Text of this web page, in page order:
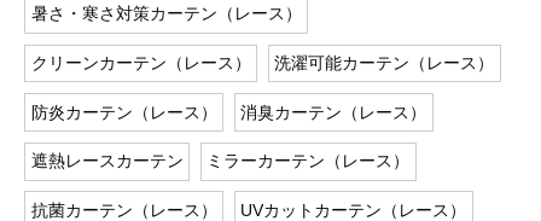
暑さ・寒さ対策カーテン（レース）
クリーンカーテン（レース） 洗濯可能カーテン（レース）
防炎カーテン（レース） 消臭カーテン（レース）
遮熱レースカーテン ミラーカーテン（レース）
抗菌カーテン（レース） UVカットカーテン（レース）